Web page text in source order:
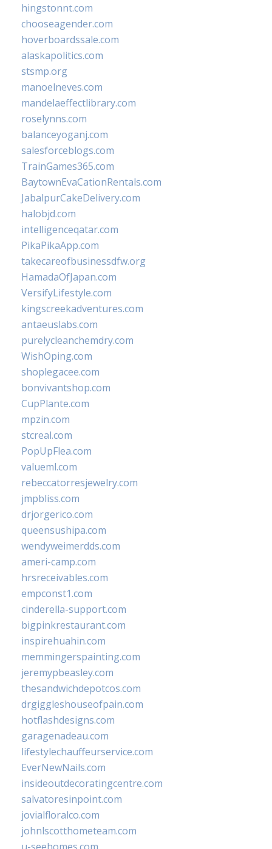
hingstonnt.com
chooseagender.com
hoverboardssale.com
alaskapolitics.com
stsmp.org
manoelneves.com
mandelaeffectlibrary.com
roselynns.com
balanceyoganj.com
salesforceblogs.com
TrainGames365.com
BaytownEvaCationRentals.com
JabalpurCakeDelivery.com
halobjd.com
intelligenceqatar.com
PikaPikaApp.com
takecareofbusinessdfw.org
HamadaOfJapan.com
VersifyLifestyle.com
kingscreekadventures.com
antaeuslabs.com
purelycleanchemdry.com
WishOping.com
shoplegacee.com
bonvivantshop.com
CupPlante.com
mpzin.com
stcreal.com
PopUpFlea.com
valueml.com
rebeccatorresjewelry.com
jmpbliss.com
drjorgerico.com
queensushipa.com
wendyweimerdds.com
ameri-camp.com
hrsreceivables.com
empconst1.com
cinderella-support.com
bigpinkrestaurant.com
inspirehuahin.com
memmingerspainting.com
jeremypbeasley.com
thesandwichdepotcos.com
drgiggleshouseofpain.com
hotflashdesigns.com
garagenadeau.com
lifestylechauffeurservice.com
EverNewNails.com
insideoutdecoratingcentre.com
salvatoresinpoint.com
jovialfloralco.com
johnlscotthometeam.com